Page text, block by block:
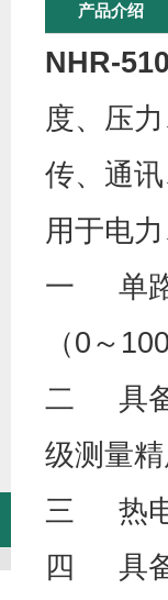
产品介绍
NHR-
度、压
传、通
用于电
一 单路
（0～
二 具备
级测量
三 热电
四 具备“